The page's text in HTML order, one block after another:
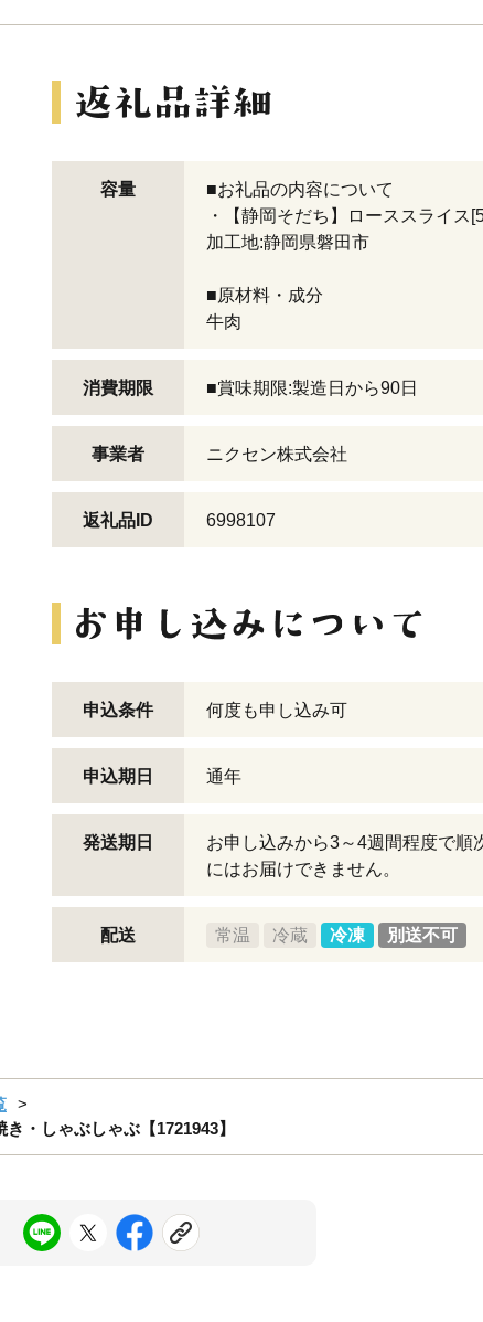
容量
■お礼品の内容について
・【静岡そだち】ローススライス
加工地:静岡県磐田市
■原材料・成分
牛肉
消費期限 ■賞味期限:製造日から90日
事業者 ニクセン株式会社
返礼品ID 6998107
申込条件 何度も申し込み可
申込期日 通年
発送期日
お申し込みから3～4週間程度で
にはお届けできません。
配送 常温 冷蔵 冷凍 別送不可
・しゃぶしゃぶ【1721943】